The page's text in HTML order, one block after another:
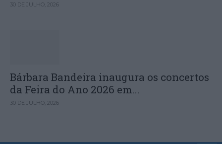
30 DE JULHO, 2026
Bárbara Bandeira inaugura os concertos
da Feira do Ano 2026 em...
30 DE JULHO, 2026